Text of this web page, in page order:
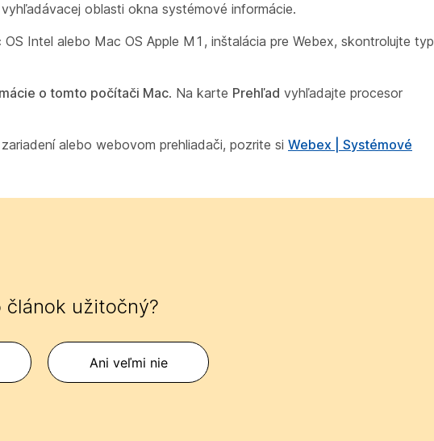
oblasti okna systémové informácie.
Intel alebo Mac OS Apple M1, inštalácia pre Webex, skontrolujte typ
o tomto počítači Mac. Na karte Prehľad vyhľadajte procesor
alebo webovom prehliadači, pozrite si Webex | Systémové
článok užitočný?
Ani veľmi nie